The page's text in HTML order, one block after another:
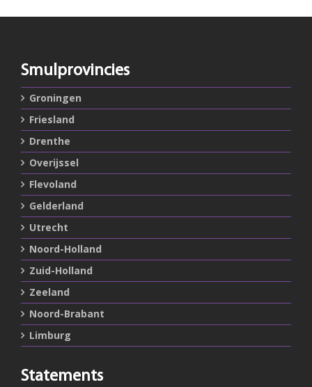
Smulprovincies
Groningen
Friesland
Drenthe
Overijssel
Flevoland
Gelderland
Utrecht
Noord-Holland
Zuid-Holland
Zeeland
Noord-Brabant
Limburg
Statements